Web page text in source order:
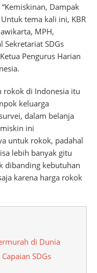
Dampak
tema kali ini, KBR
MPH,
Sekretariat SDGs
Pengurus Harian
rokok di Indonesia itu
keluarga
dalam belanja
ini
untuk rokok, padahal
lebih banyak gitu
dibanding kebutuhan
karena harga rokok
di Dunia
SDGs